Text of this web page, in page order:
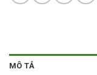
MÔ TẢ